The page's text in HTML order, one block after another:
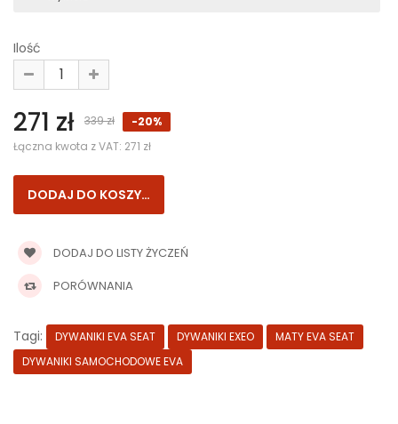
Ilość
271 zł 339 zł
-20%
Łączna kwota z VAT: 271 zł
DODAJ DO LISTY ŻYCZEŃ
PORÓWNANIA
Tagi: DYWANIKI EVA SEAT DYWANIKI EXEO
MATY EVA SEAT
DYWANIKI SAMOCHODOWE EVA